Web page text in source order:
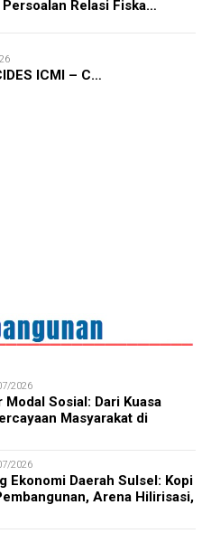
Persoalan Relasi Fiska…
ICMI – C…
Warga Desa Buae
2026
Sosial: Dari Kuasa
Masyarakat di
2026
Ekonomi Daerah Sulsel: Kopi
Arena Hilirisasi,